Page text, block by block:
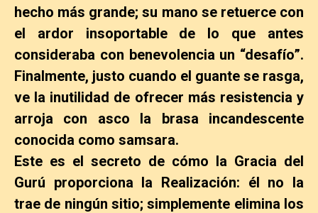
hecho más grande; su mano se retuerce con
el ardor insoportable de lo que antes
consideraba con benevolencia un “desafío”.
Finalmente, justo cuando el guante se rasga,
ve la inutilidad de ofrecer más resistencia y
arroja con asco la brasa incandescente
conocida como samsara.
Este es el secreto de cómo la Gracia del
Gurú proporciona la Realización: él no la
trae de ningún sitio; simplemente elimina los